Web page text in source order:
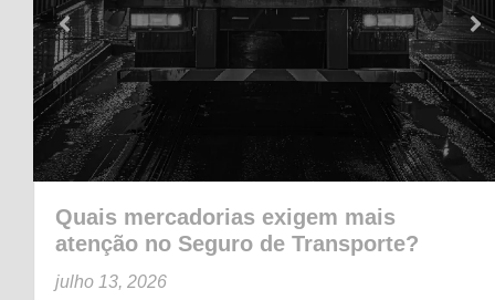
Quais mercadorias exigem mais
atenção no Seguro de Transporte?
julho 13, 2026